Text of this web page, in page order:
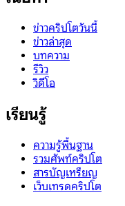
ข่าวคริปโตวันนี้
ข่าวล่าสุด
บทความ
รีวิว
วิดีโอ
เรียนรู้
ความรู้พื้นฐาน
รวมศัพท์คริปโต
สารบัญเหรียญ
เว็บเทรดคริปโต